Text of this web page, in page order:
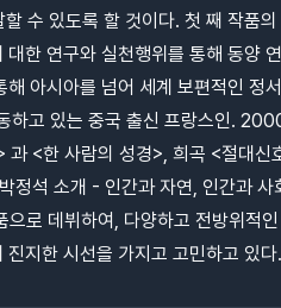
수 있도록 할 것이다. 첫 째 작품
한 연구와 실천행위를 통해 동양
아시아를 넘어 세계 보편적인
고 있는 중국 출신 프랑스인.
<한 사람의 성경>, 희곡 <절대
석 소개 - 인간과 자연, 인간과
로 데뷔하여, 다양하고 전방위적
지한 시선을 가지고 고민하고 있다